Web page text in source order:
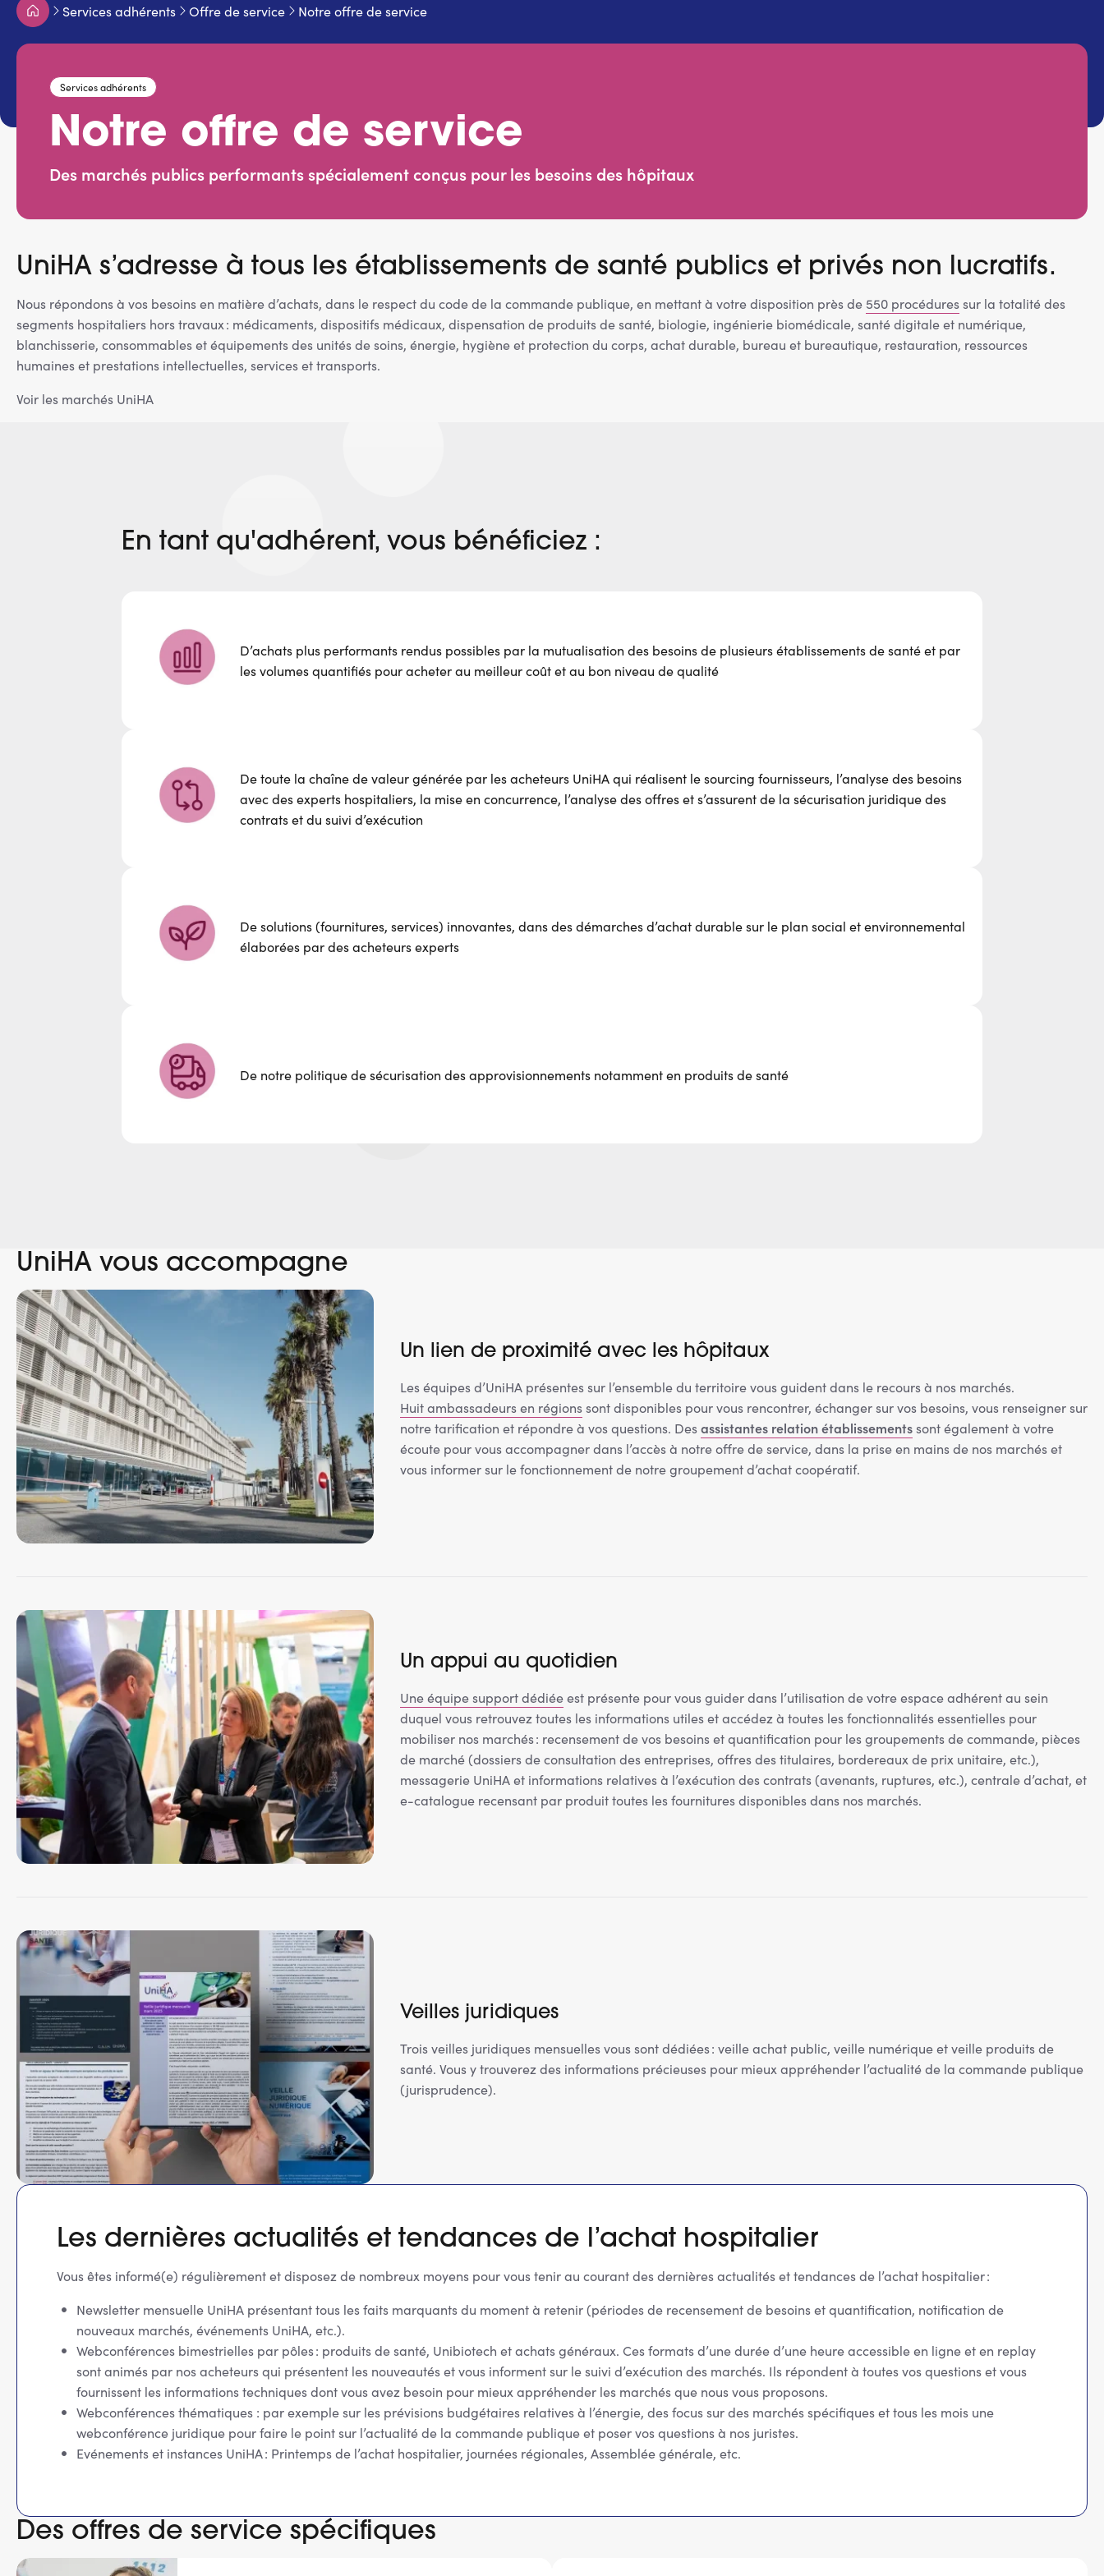
Fil
d'Ariane
Services adhérents Offre de service Notre offre de service
Services adhérents
Notre offre de service
Des marchés publics performants spécialement conçus pour les besoins des hôpitaux
UniHA s’adresse à tous les établissements de santé publics et privés non lucratifs.
Nous répondons à vos besoins en matière d’achats, dans le respect du code de la commande publique, en mettant à votre disposition près de 550 procédures sur la totalité des
segments hospitaliers hors travaux : médicaments, dispositifs médicaux, dispensation de produits de santé, biologie, ingénierie biomédicale, santé digitale et numérique,
blanchisserie, consommables et équipements des unités de soins, énergie, hygiène et protection du corps, achat durable, bureau et bureautique, restauration, ressources
humaines et prestations intellectuelles, services et transports.
Voir les marchés UniHA
En tant qu'adhérent, vous bénéficiez :
D’achats plus performants rendus possibles par la mutualisation des besoins de plusieurs établissements de santé et par
les volumes quantifiés pour acheter au meilleur coût et au bon niveau de qualité
De toute la chaîne de valeur générée par les acheteurs UniHA qui réalisent le sourcing fournisseurs, l’analyse des besoins
avec des experts hospitaliers, la mise en concurrence, l’analyse des offres et s’assurent de la sécurisation juridique des
contrats et du suivi d’exécution
De solutions (fournitures, services) innovantes, dans des démarches d’achat durable sur le plan social et environnemental
élaborées par des acheteurs experts
De notre politique de sécurisation des approvisionnements notamment en produits de santé
UniHA vous accompagne
Un lien de proximité avec les hôpitaux
Les équipes d’UniHA présentes sur l’ensemble du territoire vous guident dans le recours à nos marchés.
Huit ambassadeurs en régionssont disponibles pour vous rencontrer, échanger sur vos besoins, vous renseigner sur
notre tarification et répondre à vos questions. Desassistantes relation établissementssont également à votre
écoute pour vous accompagner dans l’accès à notre offre de service, dans la prise en mains de nos marchés et
vous informer sur le fonctionnement de notre groupement d’achat coopératif.
Un appui au quotidien
Une équipe support dédiéeest présente pour vous guider dans l’utilisation de votre espace adhérent au sein
duquel vous retrouvez toutes les informations utiles et accédez à toutes les fonctionnalités essentielles pour
mobiliser nos marchés : recensement de vos besoins et quantification pour les groupements de commande, pièces
de marché (dossiers de consultation des entreprises, offres des titulaires, bordereaux de prix unitaire, etc.),
messagerie UniHA et informations relatives à l’exécution des contrats (avenants, ruptures, etc.), centrale d’achat, et
e-catalogue recensant par produit toutes les fournitures disponibles dans nos marchés.
Veilles juridiques
Trois veilles juridiques mensuelles vous sont dédiées : veille achat public, veille numérique et veille produits de
santé. Vous y trouverez des informations précieuses pour mieux appréhender l’actualité de la commande publique
(jurisprudence).
Les dernières actualités et tendances de l’achat hospitalier
Vous êtes informé(e) régulièrement et disposez de nombreux moyens pour vous tenir au courant des dernières actualités et tendances de l’achat hospitalier :
Newsletter mensuelle UniHA présentant tous les faits marquants du moment à retenir (périodes de recensement de besoins et quantification, notification de
nouveaux marchés, événements UniHA, etc.).
Webconférences bimestrielles par pôles : produits de santé, Unibiotech et achats généraux. Ces formats d’une durée d’une heure accessible en ligne et en replay
sont animés par nos acheteurs qui présentent les nouveautés et vous informent sur le suivi d’exécution des marchés. Ils répondent à toutes vos questions et vous
fournissent les informations techniques dont vous avez besoin pour mieux appréhender les marchés que nous vous proposons.
Webconférences thématiques : par exemple sur les prévisions budgétaires relatives à l’énergie, des focus sur des marchés spécifiques et tous les mois une
webconférence juridique pour faire le point sur l’actualité de la commande publique et poser vos questions à nos juristes.
Evénements et instances UniHA : Printemps de l’achat hospitalier, journées régionales, Assemblée générale, etc.
Des offres de service spécifiques